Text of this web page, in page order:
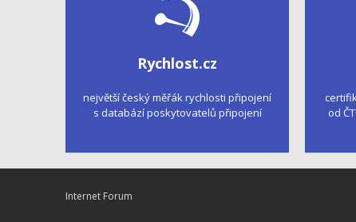
Rychlost.cz
největší český měřák rychlosti připojení
s databází poskytovatelů připojení
od
Internet Forum